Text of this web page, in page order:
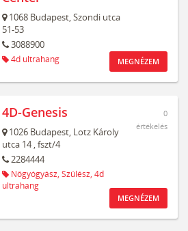
1068 Budapest,Szondi utca
51-53
3088900
4d ultrahang MEGNÉZEM
4D-Genesis
1026 Budapest, Lotz Károly
utca 14, fszt/4
2284444
Nőgyógyász, Szülész, 4d
ultrahang
0
értékelés
MEGNÉZEM